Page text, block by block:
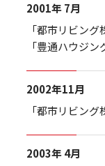
2001年 7月
「都市リビン
「豊通ハウジ
2002年11月
「都市リビン
2003年 4月